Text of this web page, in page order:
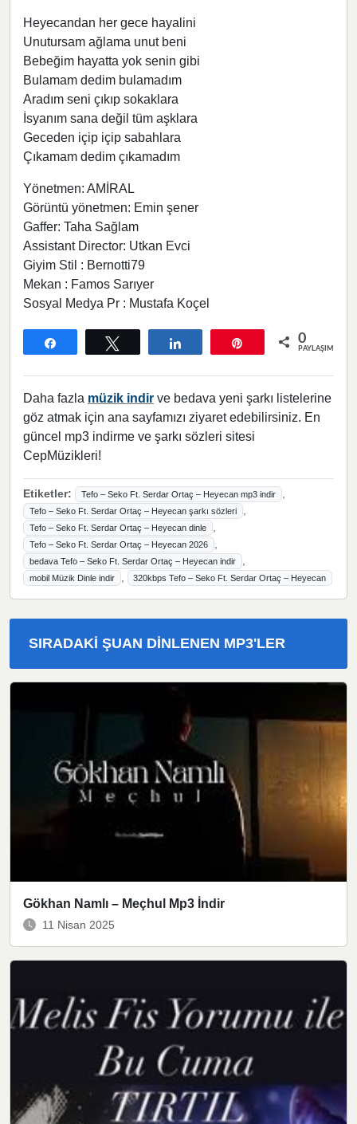
Heyecandan her gece hayalini
Unutursam ağlama unut beni
Bebeğim hayatta yok senin gibi
Bulamam dedim bulamadım
Aradım seni çıkıp sokaklara
İsyanım sana değil tüm aşklara
Geceden içip içip sabahlara
Çıkamam dedim çıkamadım
Yönetmen: AMİRAL
Görüntü yönetmen: Emin şener
Gaffer: Taha Sağlam
Assistant Director: Utkan Evci
Giyim Stil : Bernotti79
Mekan : Famos Sarıyer
Sosyal Medya Pr : Mustafa Koçel
0
PAYLAŞIMLAR
Daha fazla müzik indir ve bedava yeni şarkı listelerine
göz atmak için ana sayfamızı ziyaret edebilirsiniz. En
güncel mp3 indirme ve şarkı sözleri sitesi
CepMüzikleri!
Etiketler: Tefo – Seko Ft. Serdar Ortaç – Heyecan mp3 indir
Tefo – Seko Ft. Serdar Ortaç – Heyecan şarkı sözleri
Tefo – Seko Ft. Serdar Ortaç – Heyecan dinle
Tefo – Seko Ft. Serdar Ortaç – Heyecan 2026
bedava Tefo – Seko Ft. Serdar Ortaç – Heyecan indir
mobil Müzik Dinle indir 320kbps Tefo – Seko Ft. Serdar Ortaç – Heyecan
SIRADAKI ŞUAN DINLENEN MP3'LER
Gökhan Namlı – Meçhul Mp3 İndir
11 Nisan 2025